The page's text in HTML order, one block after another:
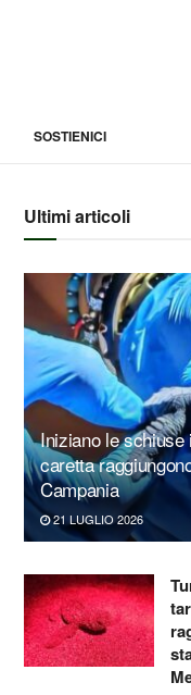
SOSTIENICI
Ultimi articoli
Iniziano le
caretta
Campania
21 LUGLIO 2026